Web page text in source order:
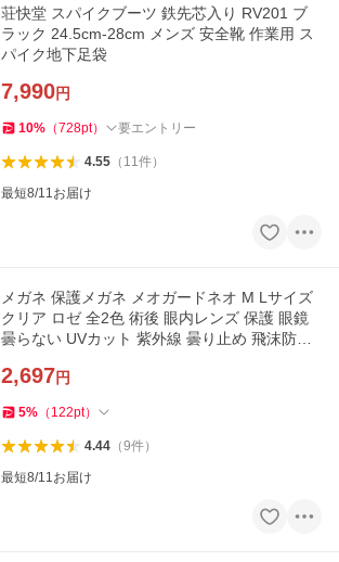
荘快堂 スパイクブーツ 鉄先芯入り RV201 ブ
ラック 24.5cm-28cm メンズ 安全靴 作業用 ス
パイク地下足袋
7,990円
10% （728pt） 要エントリー
4.55（ 11件）
最短8/11お届け
メガネ 保護メガネ メオガードネオ M Lサイズ
クリア ロゼ 全2色 術後 眼内レンズ 保護 眼鏡
曇らない UVカット 紫外線 曇り止め 飛沫防止
2,697円
5% （ 122pt）
4.44（9件）
最短8/11お届け